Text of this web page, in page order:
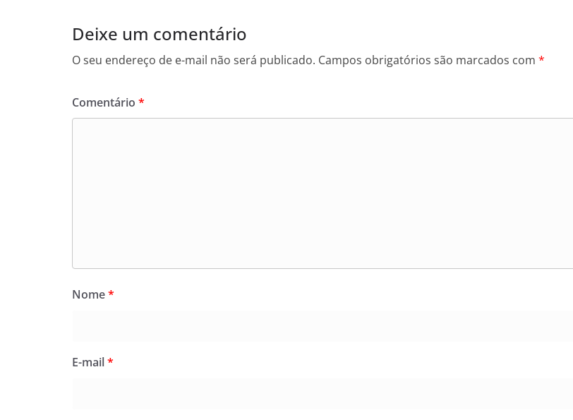
Deixe um comentário
O seu endereço de e-mail não será publicado. Campos obrigatórios são marcados com *
Comentário *
Nome*
E-mail*